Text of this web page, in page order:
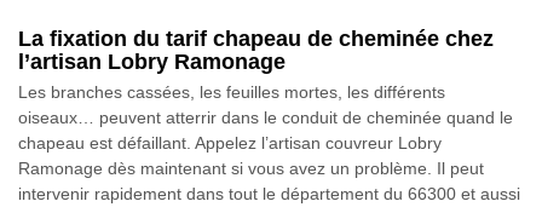
La fixation du tarif chapeau de cheminée chez
l’artisan Lobry Ramonage
Les branches cassées, les feuilles mortes, les différents
oiseaux… peuvent atterrir dans le conduit de cheminée quand le
chapeau est défaillant. Appelez l’artisan couvreur Lobry
Ramonage dès maintenant si vous avez un problème. Il peut
intervenir rapidement dans tout le département du 66300 et aussi